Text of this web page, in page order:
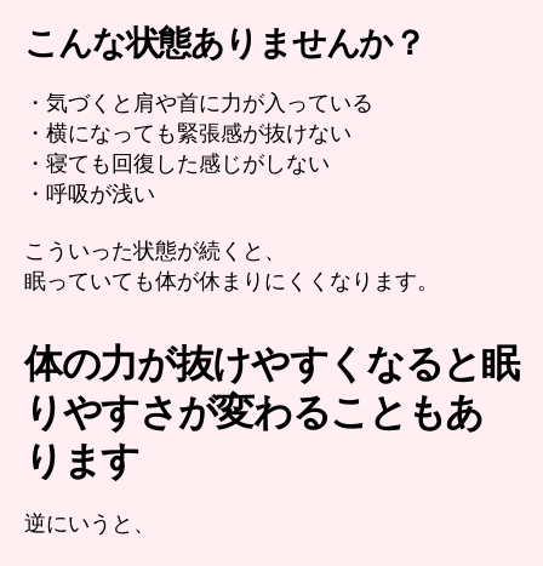
へ
の
こんな状態ありませんか？
・気づくと肩や首に力が入っている
・横になっても緊張感が抜けない
・寝ても回復した感じがしない
・呼吸が浅い
こういった状態が続くと、
眠っていても体が休まりにくくなります。
体の力が抜けやすくなると眠
りやすさが変わることもあ
ります
逆にいうと、